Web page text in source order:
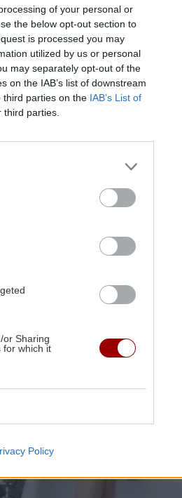
of your personal or
the below opt-out section to
is processed you may
utilized by us or personal
may separately opt-out of the
on the IAB’s list of downstream
third parties on the IAB’s List of
parties.
or Sharing
for which it
Policy
20:44
έχει
20:22
πρέπει να
ανησυχήσουμε